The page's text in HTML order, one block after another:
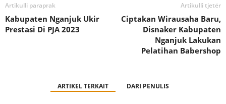
Artikulli paraprak
Kabupaten Nganjuk Ukir
Prestasi Di PJA 2023
Artikulli tjetër
Ciptakan Wirausaha Baru,
Disnaker Kabupaten
Nganjuk Lakukan
Pelatihan Babershop
ARTIKEL TERKAIT DARI PENULIS